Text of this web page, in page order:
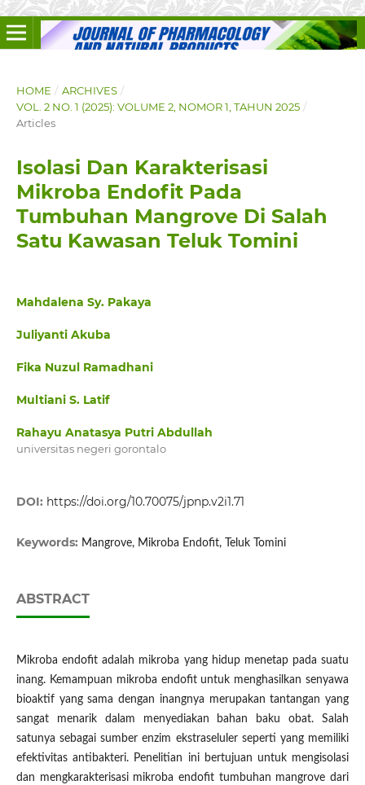
HOME / ARCHIVES /
VOL. 2 NO. 1 (2025): VOLUME 2, NOMOR 1, TAHUN 2025 /
Articles
Isolasi Dan Karakterisasi
Mikroba Endofit Pada
Tumbuhan Mangrove Di Salah
Satu Kawasan Teluk Tomini
Mahdalena Sy. Pakaya
Juliyanti Akuba
Fika Nuzul Ramadhani
Multiani S. Latif
Rahayu Anatasya Putri Abdullah
universitas negeri gorontalo
DOI: https://doi.org/10.70075/jpnp.v2i1.71
Keywords: Mangrove, Mikroba Endofit, Teluk Tomini
ABSTRACT
Mikroba endofit adalah mikroba yang hidup menetap pada suatu
inang. Kemampuan mikroba endofit untuk menghasilkan senyawa
bioaktif yang sama dengan inangnya merupakan tantangan yang
sangat menarik dalam menyediakan bahan baku obat. Salah
satunya sebagai sumber enzim ekstraseluler seperti yang memiliki
efektivitas antibakteri. Penelitian ini bertujuan untuk mengisolasi
dan mengkarakterisasi mikroba endofit tumbuhan mangrove dari